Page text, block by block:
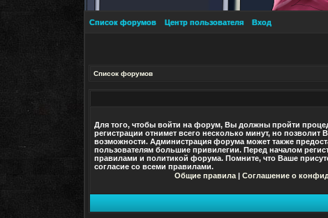
Список форумов Центр пользователя Вход
Список форумов
Для того, чтобы войти на форум, Вы должны пройти
регистрации отнимет всего несколько минут, но позволит
возможности. Администрация форума может также
пользователям большие привилегии. Перед началом
правилами и политикой форума. Помните, что Ваше
согласие со всеми правилами.
Общие правила | Соглашение о